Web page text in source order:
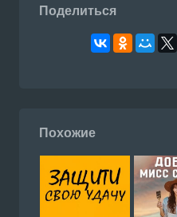
Поделиться
Похожие